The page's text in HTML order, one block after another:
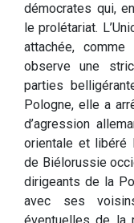
démocrates qui,
le prolétariat.
attachée,
observe une
parties
Pologne, elle a
d’agression
orientale et libéré
de Biélorussie
dirigeants de la
avec ses